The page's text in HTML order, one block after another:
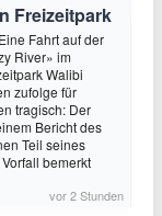
Freizeitpark
Fahrt auf der
River» im
Walibi
zufolge für
tragisch: Der
Bericht des
Teil seines
bemerkt
vor 2 Stunden